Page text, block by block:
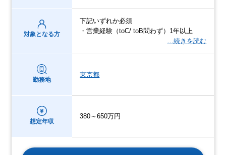
対象となる方
下記いずれか必須
・営業経験（toC/ toB問わず）1年以上
…続きを読む
勤務地
東京都
想定年収
380～650万円